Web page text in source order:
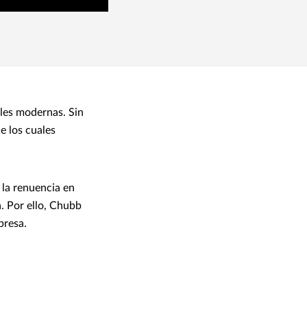
modernas. Sin
los cuales
renuencia en
Por ello, Chubb